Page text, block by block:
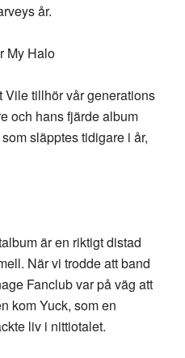
år.
My Halo
tillhör vår generations
och hans fjärde album
släpptes tidigare i år,
är en riktigt distad
När vi trodde att band
Fanclub var på väg att
kom Yuck, som en
liv i nittiotalet.